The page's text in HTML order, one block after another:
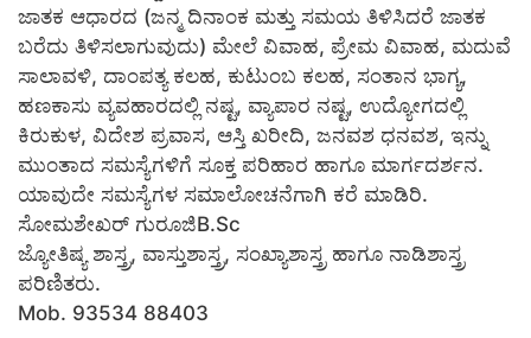
ಜಾತಕ ಆಧಾರದ (ಜನ್ಮ ದಿನಾಂಕ ಮತ್ತು ಸಮಯ ತಿಳಿಸಿದರೆ ಜಾತಕ
ಬರೆದು ತಿಳಿಸಲಾಗುವುದು) ಮೇಲೆ ವಿವಾಹ, ಪ್ರೇಮ ವಿವಾಹ, ಮದುವೆ
ಸಾಲಾವಳಿ, ದಾಂಪತ್ಯ ಕಲಹ, ಕುಟುಂಬ ಕಲಹ, ಸಂತಾನ ಭಾಗ್ಯ,
ಹಣಕಾಸು ವ್ಯವಹಾರದಲ್ಲಿ ನಷ್ಟ, ವ್ಯಾಪಾರ ನಷ್ಟ, ಉದ್ಯೋಗದಲ್ಲಿ
ಕಿರುಕುಳ, ವಿದೇಶ ಪ್ರವಾಸ, ಆಸ್ತಿ ಖರೀದಿ, ಜನವಶ ಧನವಶ, ಇನ್ನು
ಮುಂತಾದ ಸಮಸ್ಯೆಗಳಿಗೆ ಸೂಕ್ತ ಪರಿಹಾರ ಹಾಗೂ ಮಾರ್ಗದರ್ಶನ.
ಯಾವುದೇ ಸಮಸ್ಯೆಗಳ ಸಮಾಲೋಚನೆಗಾಗಿ ಕರೆ ಮಾಡಿರಿ.
ಸೋಮಶೇಖರ್ ಗುರೂಜಿB.Sc
ಜ್ಯೋತಿಷ್ಯ ಶಾಸ್ತ್ರ, ವಾಸ್ತುಶಾಸ್ತ್ರ, ಸಂಖ್ಯಾಶಾಸ್ತ್ರ ಹಾಗೂ ನಾಡಿಶಾಸ್ತ್ರ
ಪರಿಣಿತರು.
Mob. 93534 88403